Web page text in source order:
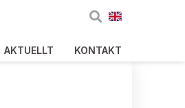
AKTUELLT KONTAKT